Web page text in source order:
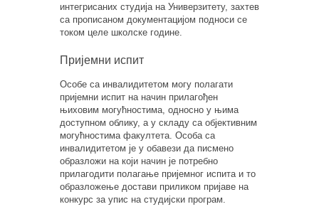
интегрисаних студија на Универзитету, захтев
са прописаном документацијом подноси се
током целе школске године.
Пријемни испит
Особе са инвалидитетом могу полагати
пријемни испит на начин прилагођен
њиховим могућностима, односно у њима
доступном облику, а у складу са објективним
могућностима факултета. Особа са
инвалидитетом је у обавези да писмено
образложи на који начин је потребно
прилагодити полагање пријемног испита и то
образложење достави приликом пријаве на
конкурс за упис на студијски програм.